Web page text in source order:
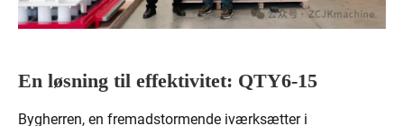
En løsning til effektivitet: QTY6-15
Bygherren, en fremadstormende iværksætter i